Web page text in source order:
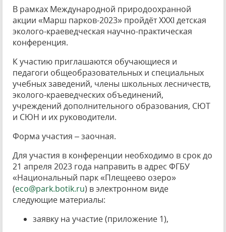
В рамках Международной природоохранной
акции «Марш парков-2023» пройдёт XXXI детская
эколого-краеведческая научно-практическая
конференция.
К участию приглашаются обучающиеся и
педагоги общеобразовательных и специальных
учебных заведений, члены школьных лесничеств,
эколого-краеведческих объединений,
учреждений дополнительного образования, СЮТ
и СЮН и их руководители.
Форма участия – заочная.
Для участия в конференции необходимо в срок до
21 апреля 2023 года направить в адрес ФГБУ
«Национальный парк «Плещеево озеро»
(eco@park.botik.ru) в электронном виде
следующие материалы:
заявку на участие (приложение 1),